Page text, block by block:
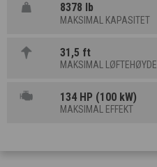
8378 lb
MAKSIMAL KAPASITET
31,5 ft
MAKSIMAL LØFTEHØYDE
134 HP (100 kW)
MAKSIMAL EFFEKT